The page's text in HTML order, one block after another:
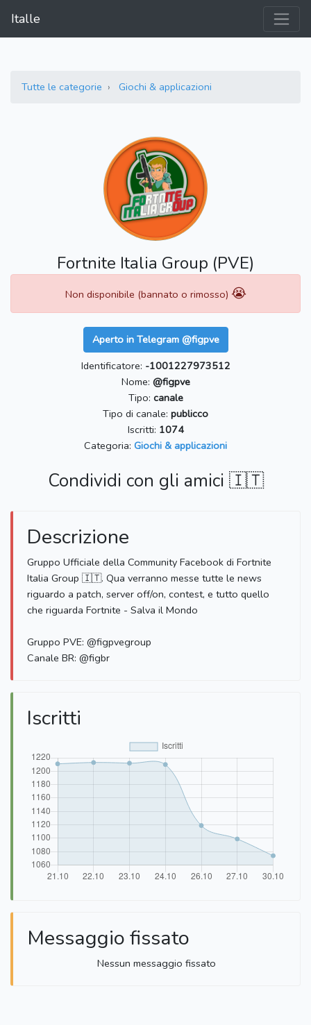
Italle
Tutte le categorie Giochi & applicazioni
Fortnite Italia Group (PVE)
Non disponibile (bannato o rimosso) 😭
Aperto in Telegram @figpve
Identificatore: -1001227973512
Nome: @figpve
Tipo: canale
Tipo di canale: publicco
Iscritti: 1074
Categoria: Giochi & applicazioni
Condividi con gli amici 🇮🇹
Descrizione
Gruppo Ufficiale della Community Facebook di Fortnite
Italia Group 🇮🇹. Qua verranno messe tutte le news
riguardo a patch, server off/on, contest, e tutto quello
che riguarda Fortnite - Salva il Mondo
Gruppo PVE: @figpvegroup
Canale BR: @figbr
Iscritti
Messaggio fissato
Nessun messaggio fissato